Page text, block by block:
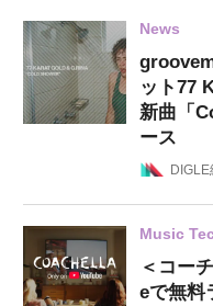
News
ット77
新曲「
ース
Music
＜コー
eで無